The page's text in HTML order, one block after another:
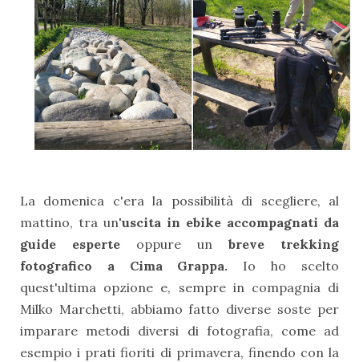
La domenica c'era la possibilità di scegliere, al
mattino, tra un'uscita in ebike accompagnati da
guide esperte oppure un breve trekking
fotografico a Cima Grappa. Io ho scelto
quest'ultima opzione e, sempre in compagnia di
Milko Marchetti, abbiamo fatto diverse soste per
imparare metodi diversi di fotografia, come ad
esempio i prati fioriti di primavera, finendo con la